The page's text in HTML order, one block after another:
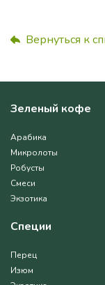
Вернуться к
Зеленый кофе
Арабика
Микролоты
Робусты
Смеси
Экзотика
Специи
Перец
Изюм